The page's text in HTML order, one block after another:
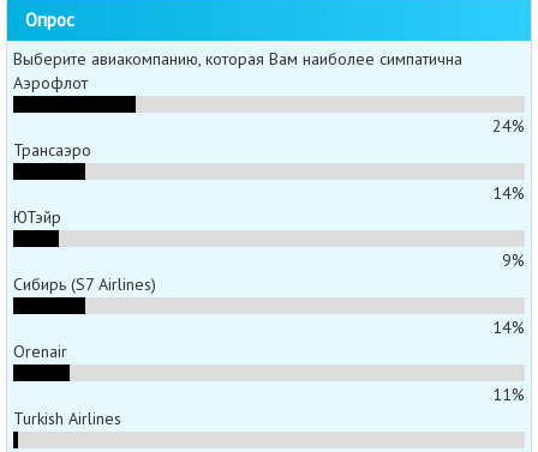
Опрос
Выберите авиакомпанию, которая Вам наиболее симпатична
Аэрофлот
24%
Трансаэро
14%
ЮТэйр
9%
Сибирь (S7 Airlines)
14%
Orenair
11%
Turkish Airlines